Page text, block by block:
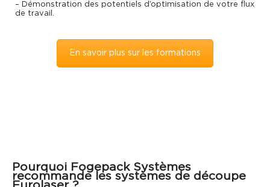
– Démonstration des potentiels d’optimisation de votre flux
de travail.
En savoir plus sur les formations
Pourquoi Fogepack Systèmes
recommande les systèmes de découpe